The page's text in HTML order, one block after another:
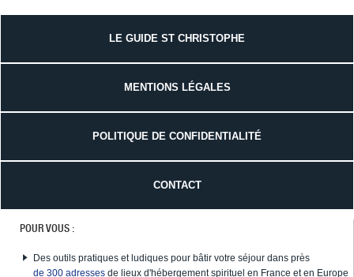
LE GUIDE ST CHRISTOPHE
MENTIONS LÉGALES
POLITIQUE DE CONFIDENTIALITÉ
CONTACT
POUR VOUS :
Des outils pratiques et ludiques pour bâtir votre séjour dans près
de 300 adresses de lieux d'hébergement spirituel en France et en Europe